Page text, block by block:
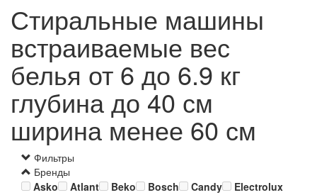
Стиральные машины
встраиваемые вес
белья от 6 до 6.9 кг
глубина до 40 см
ширина менее 60 см
Фильтры
Бренды
Asko
Atlant Beko Bosch Candy
Electrolux